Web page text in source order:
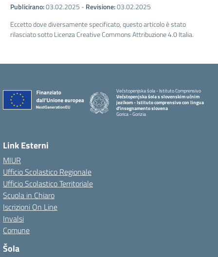
Publicirano:03.02.2025 -Revisione:03.02.2025
Eccetto dove diversamente specificato, questo articolo è stato
rilasciato sotto Licenza Creative Commons Attribuzione 4.0 Italia.
Večstopenjska šola - Istituto Comprensivo
Večstopenjska šola s slovenskim učnim
jezikom - Istituto comprensivo con lingua
d'insegnamento slovena
Gorica - Gorizia
Link Esterni
MIUR
Ufficio Scolastico Regionale
Ufficio Scolastico Territoriale
Scuola in Chiaro
Iscrizioni On Line
Invalsi
Comune
Šola